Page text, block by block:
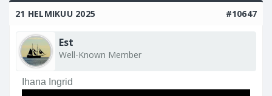
21 HELMIKUU 2025 #10647
Est
Well-Known Member
Ihana Ingrid